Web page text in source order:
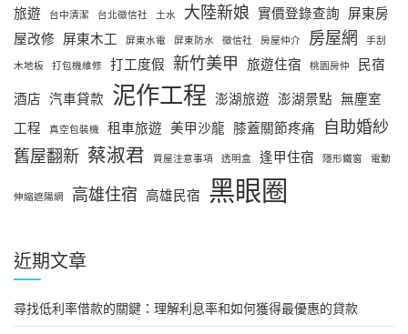
旅遊
台中清潔 台北徵信社 土水 大陸新娘 實價登錄查詢 屏東房
屋改修 屏東木工 屏東水電 屏東防水 徵信社 房屋仲介 房屋網
手刮
木地板
打包機維修 打工度假 新竹美甲 旅遊住宿 桃園房仲
民宿
酒店 汽車貸款 泥作工程 澎湖旅遊 澎湖景點 無塵室
工程
真空包裝機 租車旅遊 美甲沙龍 膝蓋關節疼痛
自助婚紗
舊屋翻新 蔡淑君 買屋注意事項 透明盒 逢甲住宿 隱形鐵窗 電動
伸縮遮陽網 高雄住宿 高雄民宿 黑眼圈
近期文章
尋找低利率借款的關鍵：理解利息率和如何獲得最優惠的貸款